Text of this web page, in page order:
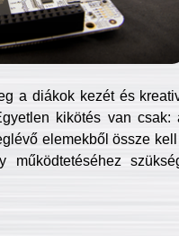
a diákok kezét és
kikötés van
elemekből össze
működtetéséhez